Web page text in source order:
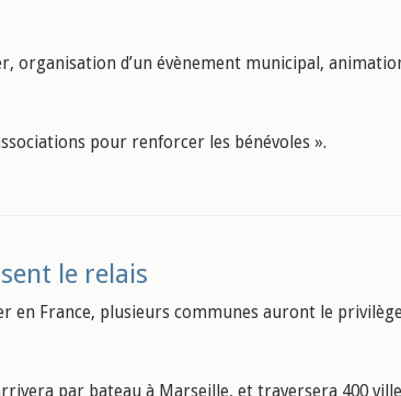
organisation d’un évènement municipal,
pour renforcer les bénévoles ».
le relais
en France, plusieurs communes auront le
par bateau à Marseille, et traversera 400